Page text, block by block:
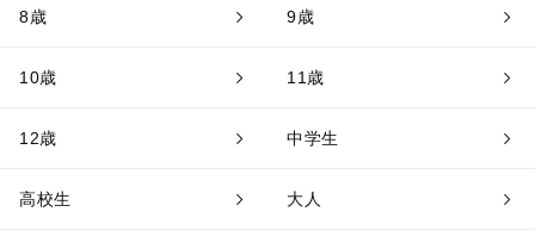
8歳 9歳
10歳 11歳
12歳 中学生
高校生 大人